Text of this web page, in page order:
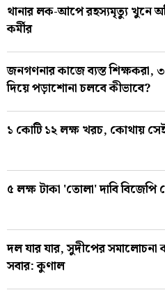
থানার লক-আপে রহস্যমৃত্যু খুনে
কর্মীর
জনগণনার কাজে ব্যস্ত শিক্ষকরা,
দিয়ে পড়াশোনা চলবে কীভাবে?
১ কোটি ১২ লক্ষ খরচ, কোথায় সেই
৫ লক্ষ টাকা 'তোলা' দাবি বিজেপি
দল যার যার, সুদীপের
সবার: কুণাল